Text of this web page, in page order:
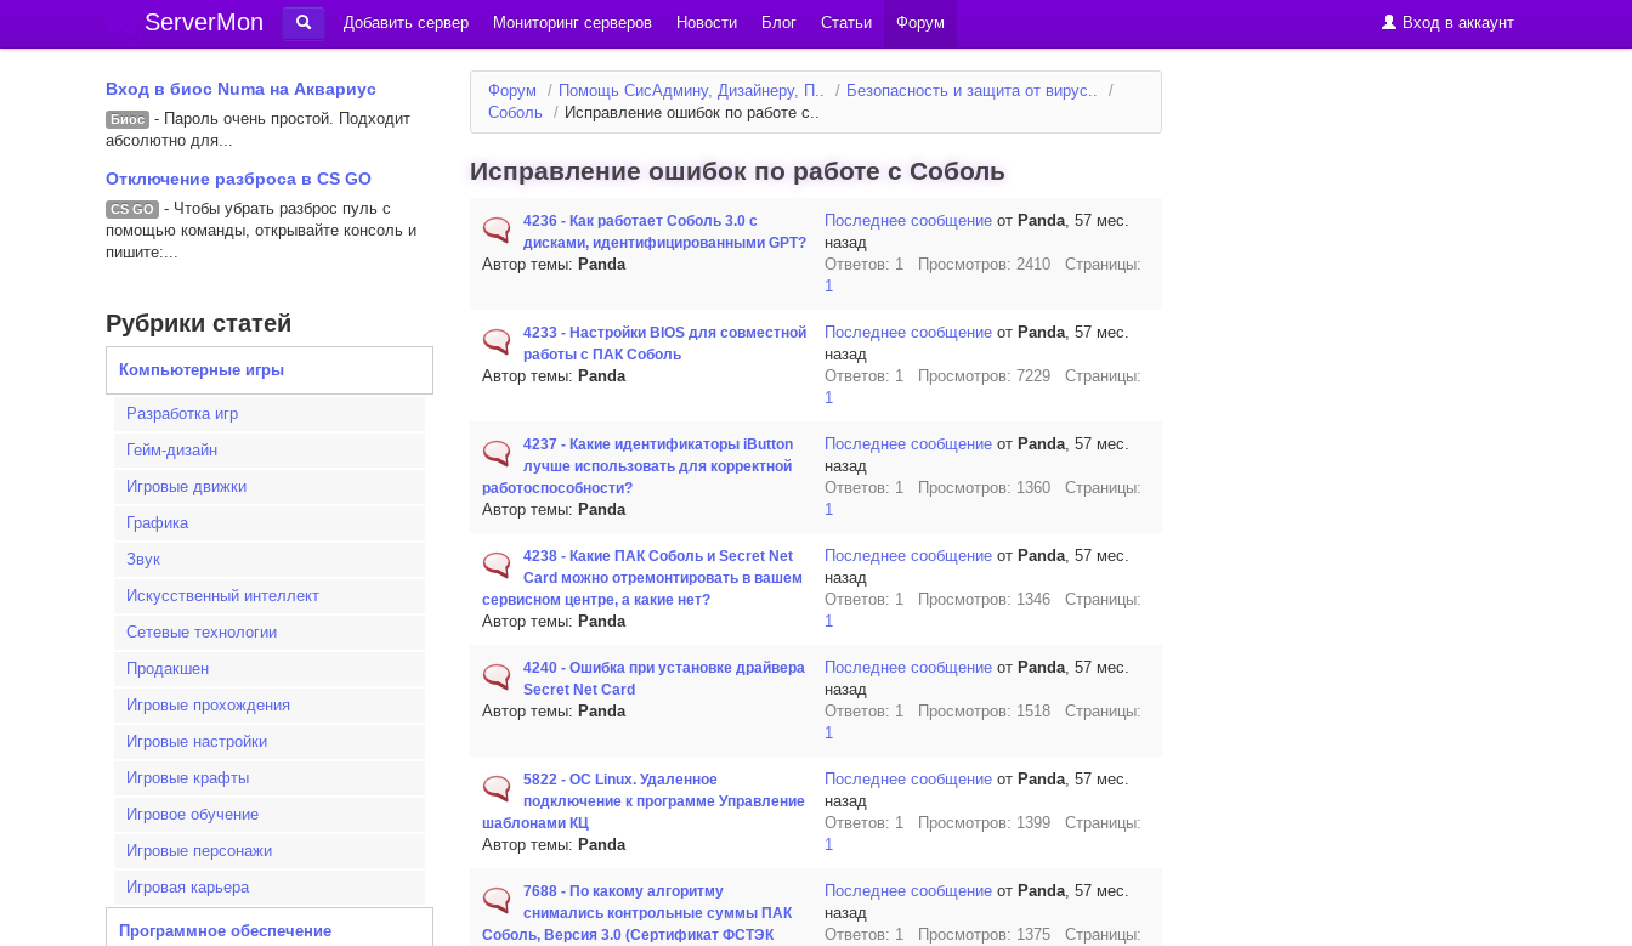
ServerMon Добавить сервер Мониторинг серверов Новости Блог Статьи Форум Вход в аккаунт
Вход в биос Numa на Аквариус
Биос
- Пароль очень простой. Подходит
абсолютно для...
Отключение разброса в CS GO
CS GO
- Чтобы убрать разброс пуль с
помощью команды, открывайте консоль и
пишите:...
Рубрики статей
Компьютерные игры
Разработка игр
Гейм-дизайн
Игровые движки
Графика
Звук
Искусственный интеллект
Сетевые технологии
Продакшен
Игровые прохождения
Игровые настройки
Игровые крафты
Игровое обучение
Игровые персонажи
Игровая карьера
Программное обеспечение
Форум / Помощь СисАдмину, Дизайнеру, П.. / Безопасность и защита от вирус..
/
Соболь / Исправление ошибок по работе с..
Исправление ошибок по работе с Соболь
4236 - Как работает Соболь 3.0 с
дисками, идентифицированными GPT?
Автор темы: Panda
Последнее сообщение от Panda, 57 мес.
назад
Ответов: 1 Просмотров: 2410 Страницы:
1
4233 - Настройки BIOS для совместной
работы с ПАК Соболь
Автор темы: Panda
Последнее сообщение от Panda, 57 мес.
назад
Ответов: 1 Просмотров: 7229 Страницы:
1
4237 - Какие идентификаторы iButton
лучше использовать для корректной
работоспособности?
Автор темы: Panda
Последнее сообщение от Panda, 57 мес.
назад
Ответов: 1 Просмотров: 1360 Страницы:
1
4238 - Какие ПАК Соболь и Secret Net
Card можно отремонтировать в вашем
сервисном центре, а какие нет?
Автор темы: Panda
Последнее сообщение от Panda, 57 мес.
назад
Ответов: 1 Просмотров: 1346 Страницы:
1
4240 - Ошибка при установке драйвера
Secret Net Card
Автор темы: Panda
Последнее сообщение от Panda, 57 мес.
назад
Ответов: 1 Просмотров: 1518 Страницы:
1
5822 - ОС Linux. Удаленное
подключение к программе Управление
шаблонами КЦ
Автор темы: Panda
Последнее сообщение от Panda, 57 мес.
назад
Ответов: 1 Просмотров: 1399 Страницы:
1
7688 - По какому алгоритму
снимались контрольные суммы ПАК
Соболь, Версия 3.0 (Сертификат ФСТЭК
Последнее сообщение от Panda, 57 мес.
назад
Ответов: 1 Просмотров: 1375 Страницы: